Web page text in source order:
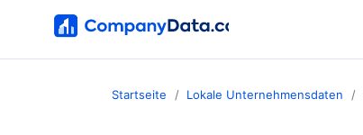
Startseite Lokale Unternehmensdaten